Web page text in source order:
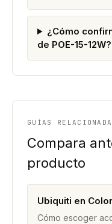
¿Cómo
de POE-15-12W?
GUÍAS
Compara
producto
Ubiquiti en
Cómo escoger